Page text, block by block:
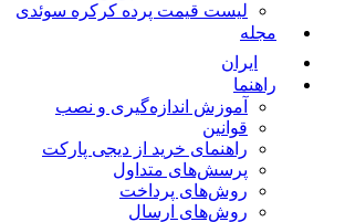
لیست قیمت پرده کرکره سوئدی
مجله
ایران
راهنما
آموزش اندازه‌گیری و نصب
قوانین
راهنمای خرید از دیجی پارکت
پرسش‌های متداول
روش‌های پرداخت
روش‌های ارسال